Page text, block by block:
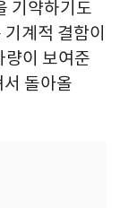
기약하기도
계적 결함이
이 보여준
돌아올